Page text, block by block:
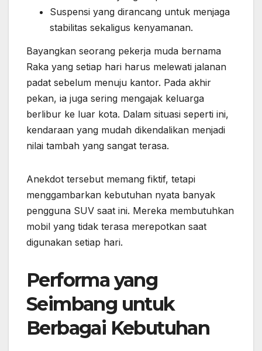
Suspensi yang dirancang untuk menjaga
stabilitas sekaligus kenyamanan.
Bayangkan seorang pekerja muda bernama
Raka yang setiap hari harus melewati jalanan
padat sebelum menuju kantor. Pada akhir
pekan, ia juga sering mengajak keluarga
berlibur ke luar kota. Dalam situasi seperti ini,
kendaraan yang mudah dikendalikan menjadi
nilai tambah yang sangat terasa.
Anekdot tersebut memang fiktif, tetapi
menggambarkan kebutuhan nyata banyak
pengguna SUV saat ini. Mereka membutuhkan
mobil yang tidak terasa merepotkan saat
digunakan setiap hari.
Performa yang
Seimbang untuk
Berbagai Kebutuhan